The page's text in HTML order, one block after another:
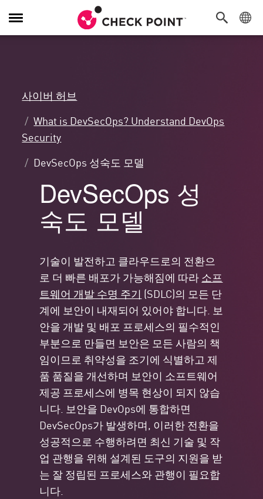
탐
색
사이버 허브
What is DevSecOps? Understand DevOps
Security
DevSecOps 성숙도 모델
DevSecOps 성
숙도 모델
기술이 발전하고 클라우드로의 전환으
로 더 빠른 배포가 가능해짐에 따라소프
트웨어 개발 수명 주기 (SDLC)의 모든 단
계에 보안이 내재되어 있어야 합니다. 보
안을 개발 및 배포 프로세스의 필수적인
부분으로 만들면 보안은 모든 사람의 책
임이므로 취약성을 조기에 식별하고 제
품 품질을 개선하며 보안이 소프트웨어
제공 프로세스에 병목 현상이 되지 않습
니다. 보안을 DevOps에 통합하면
DevSecOps가 발생하며, 이러한 전환을
성공적으로 수행하려면 최신 기술 및 작
업 관행을 위해 설계된 도구의 지원을 받
는 잘 정립된 프로세스와 관행이 필요합
니다.